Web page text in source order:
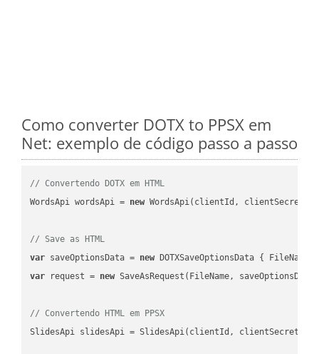
Como converter DOTX to PPSX em
Net: exemplo de código passo a passo
// Convertendo DOTX em HTML
WordsApi wordsApi = new WordsApi(clientId, clientSecret);
// Save as HTML
var saveOptionsData = new DOTXSaveOptionsData { FileName
var request = new SaveAsRequest(FileName,
// Convertendo HTML em PPSX
SlidesApi slidesApi = SlidesApi(clientId, clientSecret);